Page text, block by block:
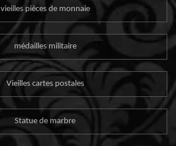
vieilles pièces de monnaie
médailles militaire
Vieilles cartes postales
Statue de marbre